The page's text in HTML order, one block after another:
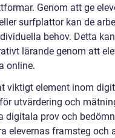
Genom att ge
surfplattor kan de
behov. Detta
lärande genom att
online.
viktigt element inom
utvärdering och
digitala prov och
elevernas framsteg och